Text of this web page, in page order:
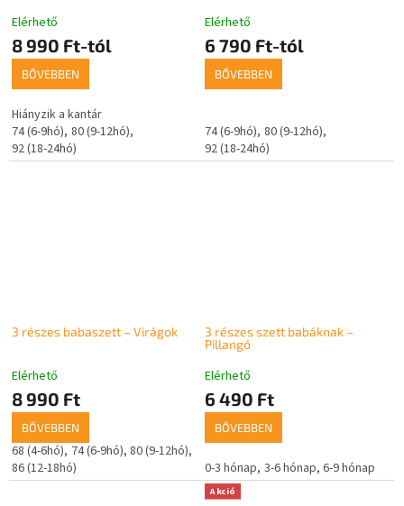
Elérhető
8 990 Ft-tól
BŐVEBBEN
Hiányzik a kantár
74 (6-9hó) 80 (9-12hó)
92 (18-24hó)
Elérhető
6 790 Ft-tól
BŐVEBBEN
74 (6-9hó) 80 (9-12hó)
92 (18-24hó)
3 részes babaszett – Virágok
Elérhető
8 990 Ft
BŐVEBBEN
68 (4-6hó) 74 (6-9hó) 80 (9-12hó)
86 (12-18hó)
3 részes szett babáknak –
Pillangó
Elérhető
6 490 Ft
BŐVEBBEN
0-3 hónap 3-6 hónap 6-9 hónap
Akció